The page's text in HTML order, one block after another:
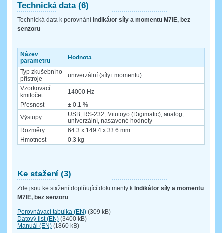
Technická data (6)
Technická data k porovnání Indikátor síly a momentu M7IE, bez
senzoru
Název
parametru
Hodnota
Typ zkušebního
přístroje
univerzální (síly i momentu)
Vzorkovací
kmitočet
14000 Hz
Přesnost
± 0.1 %
Výstupy
USB, RS-232, Mitutoyo (Digimatic), analog,
univerzální, nastavené hodnoty
Rozměry
64.3 x 149.4 x 33.6 mm
Hmotnost
0.3 kg
Ke stažení (3)
Zde jsou ke stažení doplňující dokumenty k Indikátor síly a momentu
M7IE, bez senzoru
Porovnávací tabulka (EN) (309 kB)
Datový list (EN) (3400 kB)
Manuál (EN) (1860 kB)